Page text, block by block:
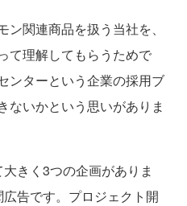
関連商品を扱う当社を、
て理解してもらうためで
ンターという企業の採用ブ
ないかという思いがありま
きく3つの企画がありま
告です。プロジェクト開